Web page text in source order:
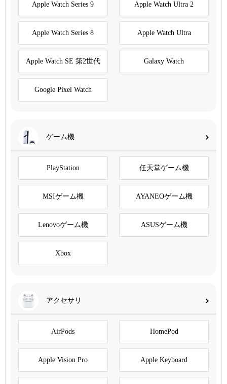
Apple Watch Series 9 Apple Watch Ultra 2
Apple Watch Series 8 Apple Watch Ultra
Apple Watch SE 第2世代 Galaxy Watch
Google Pixel Watch
ゲーム機
PlayStation 任天堂ゲーム機
MSIゲーム機 AYANEOゲーム機
Lenovoゲーム機 ASUSゲーム機
Xbox
アクセサリ
AirPods HomePod
Apple Vision Pro Apple Keyboard